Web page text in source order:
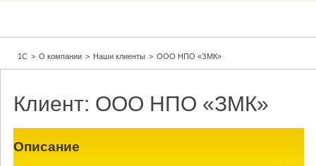
1С > О компании > Наши клиенты > ООО НПО «ЗМК»
Клиент: ООО НПО «ЗМК»
Описание